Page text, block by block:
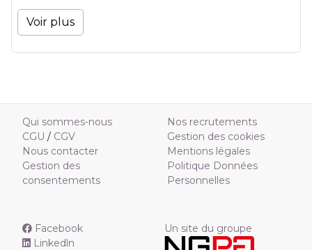
Voir plus
Qui sommes-nous
CGU / CGV
Nous contacter
Gestion des
consentements
Nos recrutements
Gestion des cookies
Mentions légales
Politique Données
Personnelles
Facebook
Linkedln
Un site du groupe